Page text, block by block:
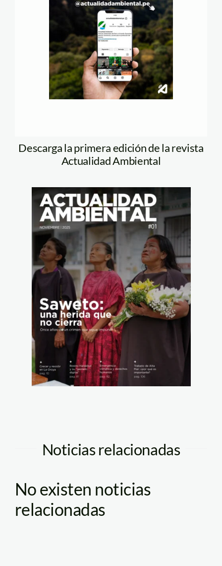
Descarga la primera edición de la revista
Actualidad Ambiental
Noticias relacionadas
No existen noticias
relacionadas